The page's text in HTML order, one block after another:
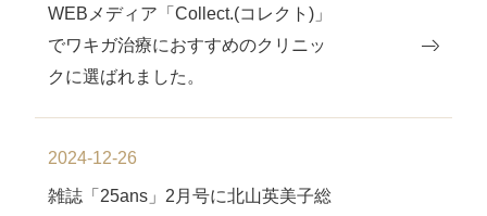
WEBメディア「Collect.(コレクト)」
でワキガ治療におすすめのクリニッ
クに選ばれました。
2024-12-26
雑誌「25ans」2月号に北山英美子総